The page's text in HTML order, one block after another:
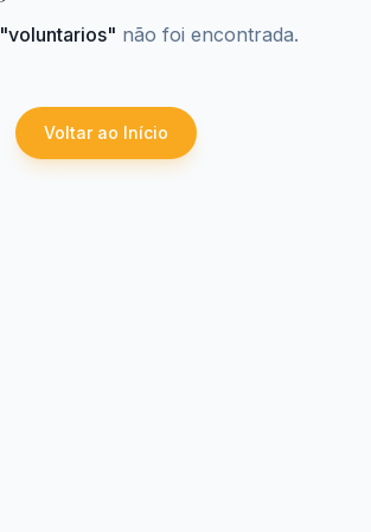
"voluntarios" não foi encontrada.
Voltar ao Início